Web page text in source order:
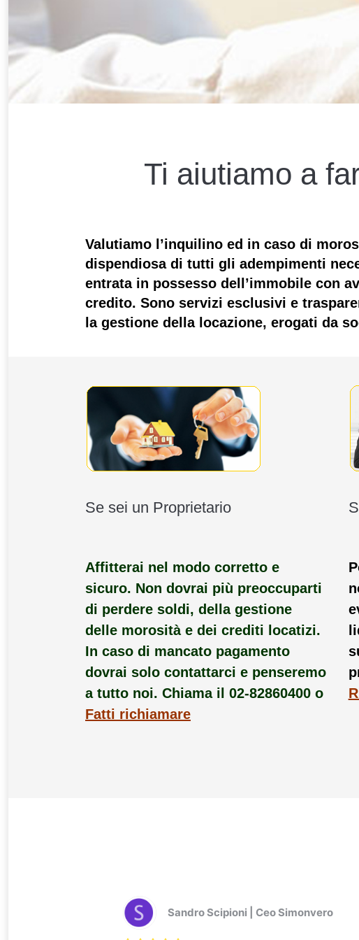
Ti aiutiamo a
Valutiamo l’inquilino ed in caso di
dispendiosa di tutti gli adempimenti
entrata in possesso dell’immobile con
credito. Sono servizi esclusivi e
la gestione della locazione, erogati da
Se sei un Proprietario
Affitterai nel modo corretto e
sicuro. Non dovrai più preoccuparti
di perdere soldi, della gestione
delle morosità e dei crediti locatizi.
In caso di mancato pagamento
dovrai solo contattarci e penseremo
a tutto noi. Chiama il 02-82860400 o
Fatti richiamare
Sandro Scipioni | Ceo Simonvero